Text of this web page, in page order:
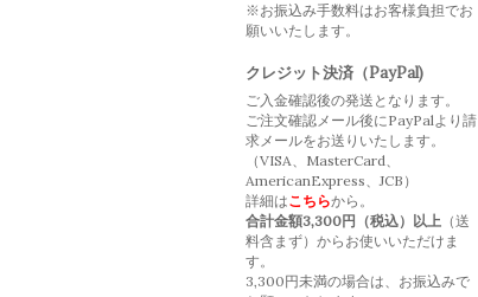
※お振込み手数料はお客様負担でお
願いいたします。
クレジット決済（PayPal)
ご入金確認後の発送となります。
ご注文確認メール後にPayPalより請
求メールをお送りいたします。
（VISA、MasterCard、
AmericanExpress、JCB）
詳細はこちらから。
合計金額3,300円（税込）以上 （送
料含まず）からお使いいただけま
す。
3,300円未満の場合は、お振込みで